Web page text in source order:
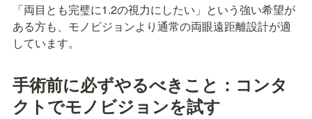
「両目とも完璧に1.2の視力にしたい」という強い希望が
ある方も、モノビジョンより通常の両眼遠距離設計が適
しています。
手術前に必ずやるべきこと：コンタ
クトでモノビジョンを試す